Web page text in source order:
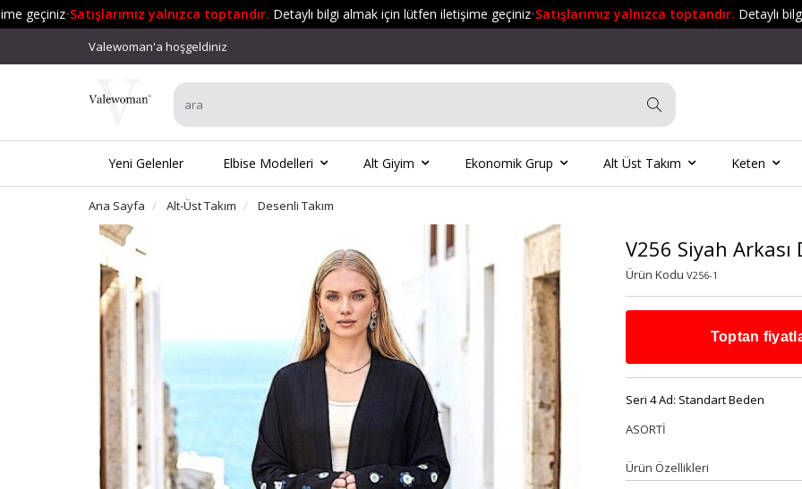
•Satışlarımız yalnızca toptandır.Detaylı bilgi almak için lütfen iletişime geçiniz•Satışlarımız yalnızca toptandır.Detaylı bilgi
Valewoman'a hoşgeldiniz
Yeni Gelenler Elbise Modelleri Alt Giyim Ekonomik Grup Alt Üst Takım Keten
Ana Sayfa Alt-Üst Takım Desenli Takım
V256 Siyah
Ürün Kodu V256-1
Toptan
Seri 4 Ad: Standart Beden
ASORTİ
Ürün Özellikleri